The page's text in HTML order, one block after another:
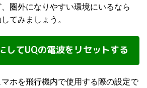
圏外になりやすい環境にいるなら
てみましょう。
してUQの電波をリセットする
ホを飛行機内で使用する際の設定で